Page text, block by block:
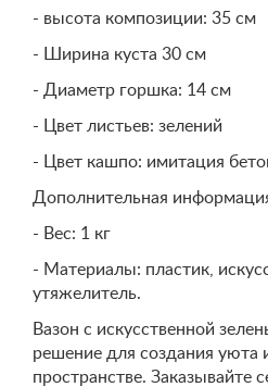
- высота композиции: 35 см
- Ширина куста 30 см
- Диаметр горшка: 14 см
- Цвет листьев: зелений
- Цвет кашпо: имитация
Дополнительная
- Вес: 1 кг
- Материалы: пластик,
утяжелитель.
Вазон с искусственной
решение для создания уюта
пространстве. Заказывайте